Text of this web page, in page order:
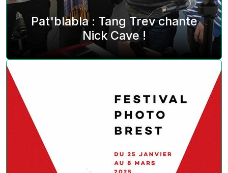
Pat'blabla : Tang Trev chante
Nick Cave !